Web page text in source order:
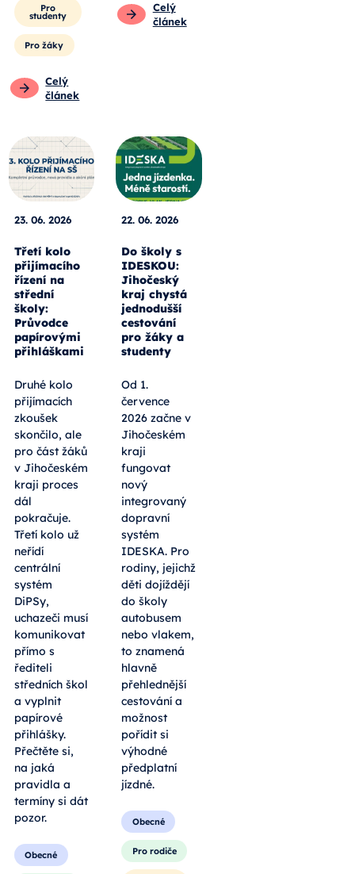
Pro
studenty
Pro žáky
Celý
článek
Celý
článek
23. 06. 2026
Třetí kolo
přijímacího
řízení na
střední
školy:
Průvodce
papírovými
přihláškami
Druhé kolo
přijímacích
zkoušek
skončilo, ale
pro část žáků
v Jihočeském
kraji proces
dál
pokračuje.
Třetí kolo už
neřídí
centrální
systém
DiPSy,
uchazeči musí
komunikovat
přímo s
řediteli
středních škol
a vyplnit
papírové
přihlášky.
Přečtěte si,
na jaká
pravidla a
termíny si dát
pozor.
Obecné
22. 06. 2026
Do školy s
IDESKOU:
Jihočeský
kraj chystá
jednodušší
cestování
pro žáky a
studenty
Od 1.
července
2026 začne v
Jihočeském
kraji
fungovat
nový
integrovaný
dopravní
systém
IDESKA. Pro
rodiny, jejichž
děti dojíždějí
do školy
autobusem
nebo vlakem,
to znamená
hlavně
přehlednější
cestování a
možnost
pořídit si
výhodné
předplatní
jízdné.
Obecné
Pro rodiče